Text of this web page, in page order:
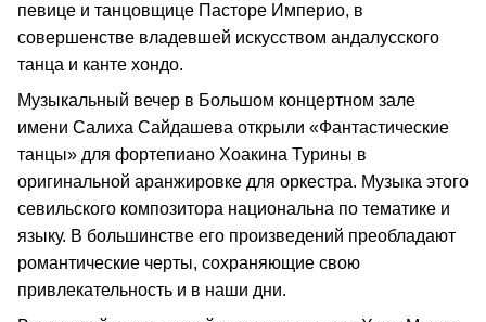
певице и танцовщице Пасторе Империо, в
совершенстве владевшей искусством андалусского
танца и канте хондо.
Музыкальный вечер в Большом концертном зале
имени Салиха Сайдашева открыли «Фантастические
танцы» для фортепиано Хоакина Турины в
оригинальной аранжировке для оркестра. Музыка этого
севильского композитора национальна по тематике и
языку. В большинстве его произведений преобладают
романтические черты, сохраняющие свою
привлекательность и в наши дни.